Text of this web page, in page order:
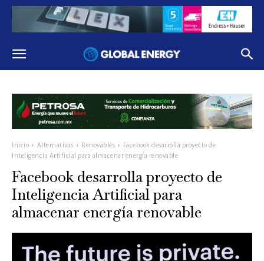
Inicio Alternativas Renovables
Facebook desarrolla proyecto de
Inteligencia Artificial para almacenar energía renovable
Facebook desarrolla proyecto de
Inteligencia Artificial para
almacenar energía renovable